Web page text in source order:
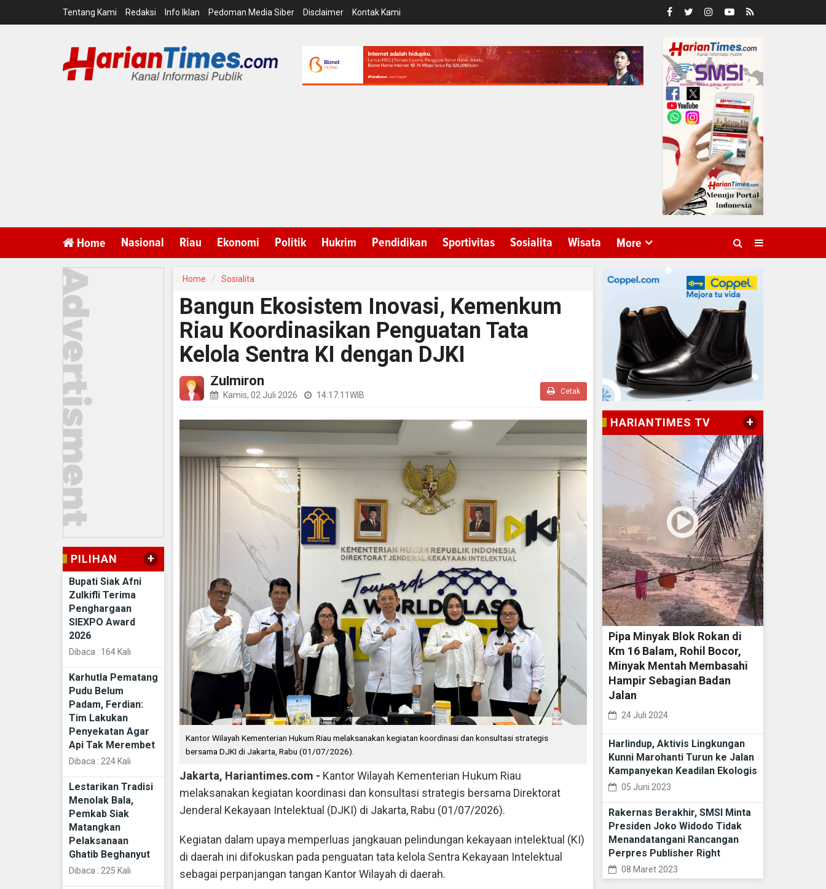
Tentang Kami Redaksi Info Iklan Pedoman Media Siber Disclaimer Kontak Kami
Home Nasional Riau Ekonomi Politik Hukrim Pendidikan Sportivitas Sosialita Wisata More
PILIHAN +
Bupati Siak Afni
Zulkifli Terima
Penghargaan
SIEXPO Award
2026
Dibaca : 164 Kali
Karhutla Pematang
Pudu Belum
Padam, Ferdian:
Tim Lakukan
Penyekatan Agar
Api Tak Merembet
Dibaca : 224 Kali
Lestarikan Tradisi
Menolak Bala,
Pemkab Siak
Matangkan
Pelaksanaan
Ghatib Beghanyut
Dibaca : 225 Kali
Home Sosialita
Bangun Ekosistem Inovasi, Kemenkum
Riau Koordinasikan Penguatan Tata
Kelola Sentra KI dengan DJKI
Zulmiron
Kamis, 02 Juli 2026 14:17:11 WIB Cetak
Kantor Wilayah Kementerian Hukum Riau melaksanakan kegiatan koordinasi dan konsultasi strategis
bersama DJKI di Jakarta, Rabu (01/07/2026).
Jakarta, Hariantimes.com - Kantor Wilayah Kementerian Hukum Riau
melaksanakan kegiatan koordinasi dan konsultasi strategis bersama Direktorat
Jenderal Kekayaan Intelektual (DJKI) di Jakarta, Rabu (01/07/2026).
Kegiatan dalam upaya memperluas jangkauan pelindungan kekayaan intelektual (KI)
di daerah ini difokuskan pada penguatan tata kelola Sentra Kekayaan Intelektual
sebagai perpanjangan tangan Kantor Wilayah di daerah.
HARIANTIMES TV +
Pipa Minyak Blok Rokan di
Km 16 Balam, Rohil Bocor,
Minyak Mentah Membasahi
Hampir Sebagian Badan
Jalan
24 Juli 2024
Harlindup, Aktivis Lingkungan
Kunni Marohanti Turun ke Jalan
Kampanyekan Keadilan Ekologis
05 Juni 2023
Rakernas Berakhir, SMSI Minta
Presiden Joko Widodo Tidak
Menandatangani Rancangan
Perpres Publisher Right
08 Maret 2023